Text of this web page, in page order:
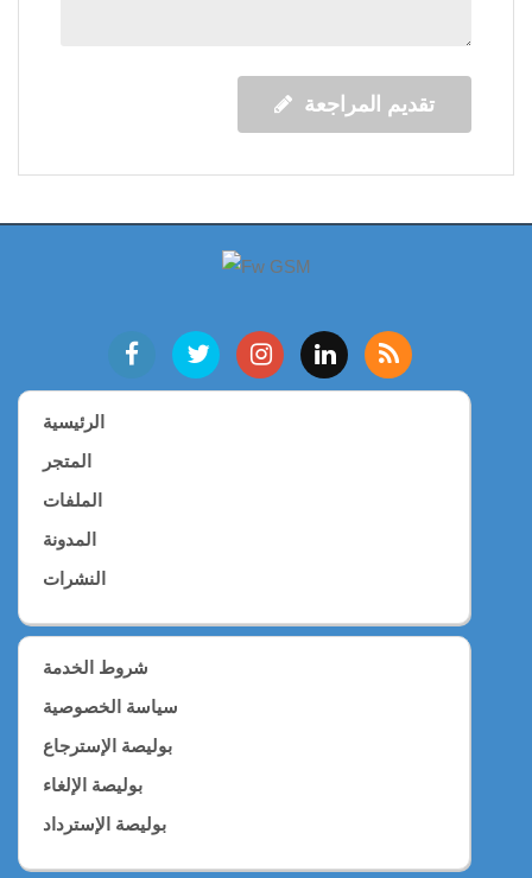
تقديم المراجعة
الرئيسية
المتجر
الملفات
المدونة
النشرات
شروط الخدمة
سياسة الخصوصية
بوليصة الإسترجاع
بوليصة الإلغاء
بوليصة الإسترداد